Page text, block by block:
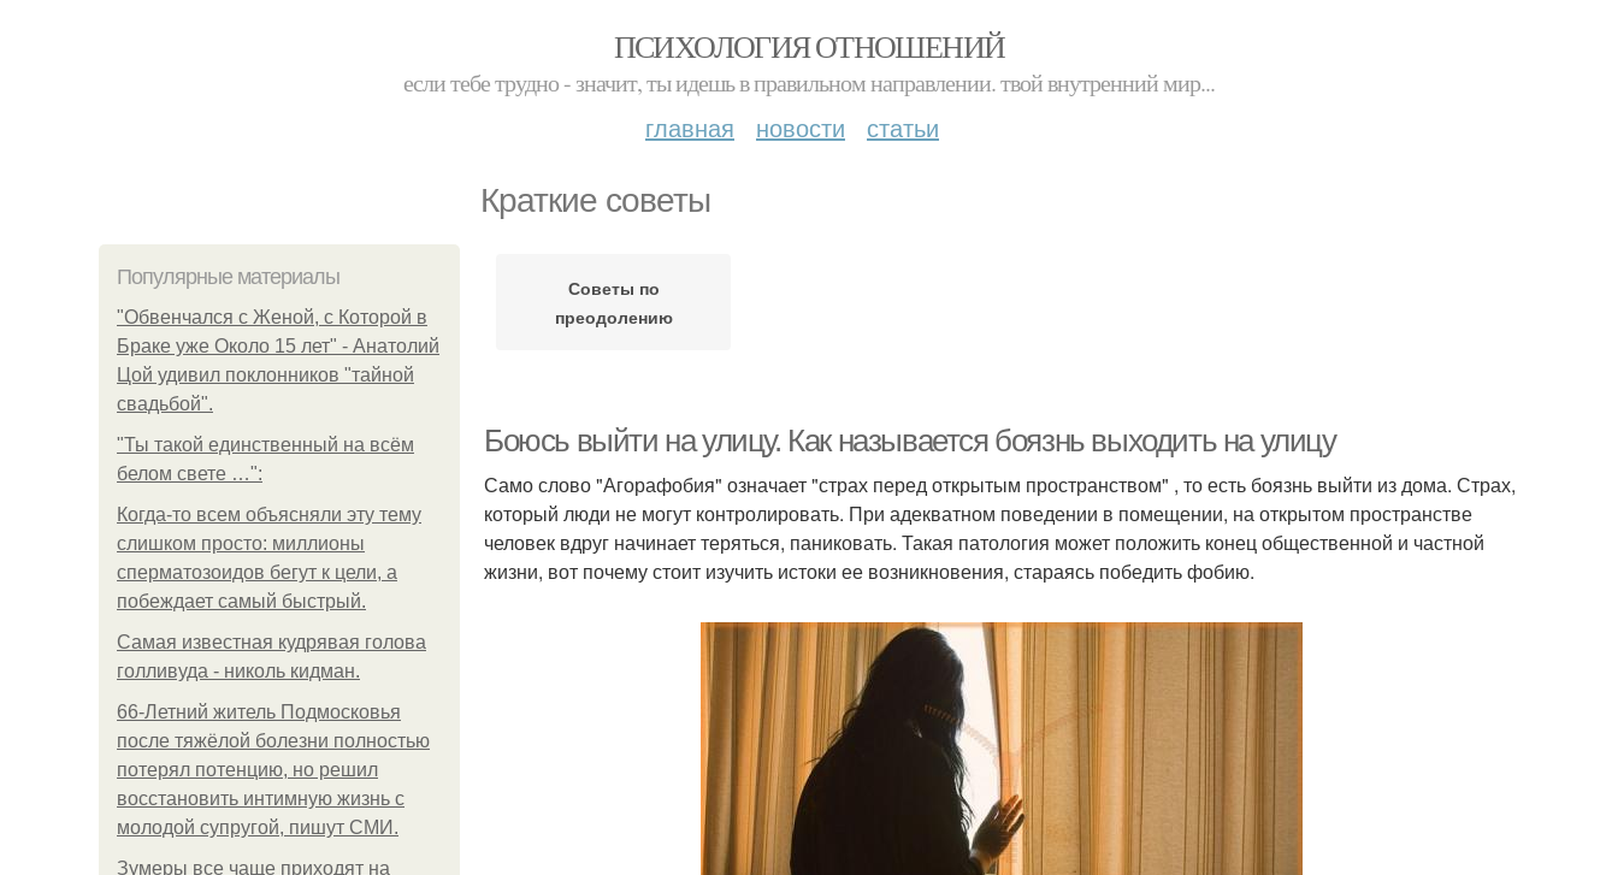
ПСИХОЛОГИЯ ОТНОШЕНИЙ
если тебе трудно - значит, ты идешь в правильном направлении. твой внутренний мир...
главная новости статьи
Краткие советы
Популярные материалы
"Обвенчался с Женой, с Которой в
Браке уже Около 15 лет" - Анатолий
Цой удивил поклонников "тайной
свадьбой".
"Ты такой единственный на всём
белом свете …":
Когда-то всем объясняли эту тему
слишком просто: миллионы
сперматозоидов бегут к цели, а
побеждает самый быстрый.
Самая известная кудрявая голова
голливуда - николь кидман.
66-Летний житель Подмосковья
после тяжёлой болезни полностью
потерял потенцию, но решил
восстановить интимную жизнь с
молодой супругой, пишут СМИ.
Зумеры все чаще приходят на
Советы по
преодолению
Боюсь выйти на улицу. Как называется боязнь выходить на улицу
Само слово "Агорафобия" означает "страх перед открытым пространством" , то есть боязнь выйти из дома. Страх,
который люди не могут контролировать. При адекватном поведении в помещении, на открытом пространстве
человек вдруг начинает теряться, паниковать. Такая патология может положить конец общественной и частной
жизни, вот почему стоит изучить истоки ее возникновения, стараясь победить фобию.